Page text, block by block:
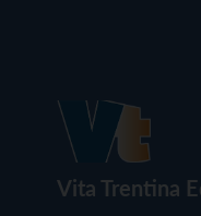
Vita Trentina